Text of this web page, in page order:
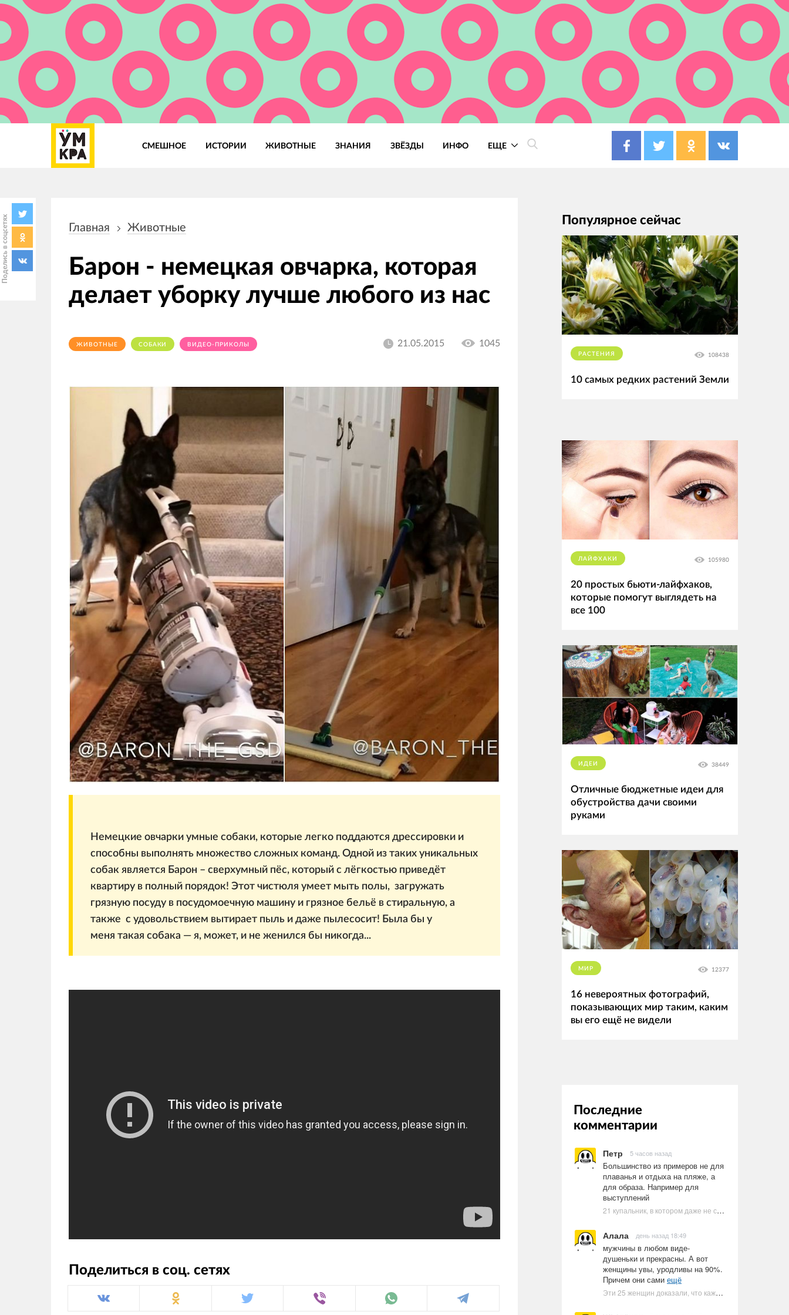
СМЕШНОЕ ИСТОРИИ ЖИВОТНЫЕ ЗНАНИЯ ЗВЁЗДЫ ИНФО ЕЩЕ
Поделись в соцсетях навигации
Главная Животные
Барон - немецкая овчарка, которая
делает уборку лучше любого из нас
ЖИВОТНЫЕ СОБАКИ ВИДЕО-ПРИКОЛЫ 21.05.2015 1045
Немецкие овчарки умные собаки, которые легко поддаются дрессировки и
способны выполнять множество сложных команд. Одной из таких уникальных
собак является Барон – сверхумный пёс, который с лёгкостью приведёт
квартиру в полный порядок! Этот чистюля умеет мыть полы, загружать
грязную посуду в посудомоечную машину и грязное бельё в стиральную, а
также с удовольствием вытирает пыль и даже пылесосит! Была бы у
меня такая собака — я, может, и не женился бы никогда...
Поделиться в соц. сетях
Популярное сейчас
РАСТЕНИЯ 108438
10 самых редких растений Земли
ЛАЙФХАКИ 105980
20 простых бьюти-лайфхаков,
которые помогут выглядеть на
все 100
ИДЕИ 38449
Отличные бюджетные идеи для
обустройства дачи своими
руками
МИР 12377
16 невероятных фотографий,
показывающих мир таким, каким
вы его ещё не видели
Последние
комментарии
Петр 5 часов назад
Большинство из примеров не для
плаванья и отдыха на пляже, а
для образа. Например для
выступлений
21 купальник, в котором даже не стоит пытаться плавать
Алала день назад 18:49
мужчины в любом виде-
душеньки и прекрасны. А вот
женщины увы, уродливы на 90%.
Причем они сами ещё
Эти 25 женщин доказали, что каждое тело имеет право быть в бикини